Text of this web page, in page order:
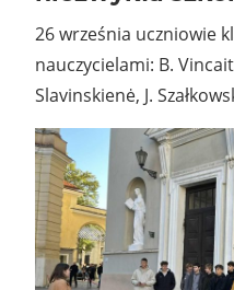
26 września uczniowie
nauczycielami: B.
Slavinskienė, J.